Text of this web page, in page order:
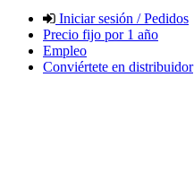
Iniciar sesión / Pedidos
Precio fijo por 1 año
Empleo
Conviértete en distribuidor